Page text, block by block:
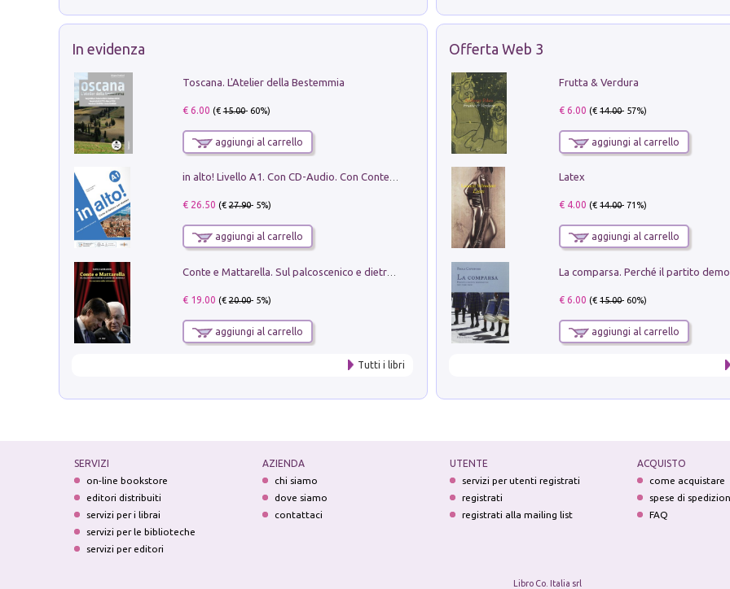
In evidenza
Toscana. L'Atelier della Bestemmia
€ 6.00 (€15.00- 60%)
aggiungi al carrello
in alto! Livello A1. Con CD-Audio. Con Contenuto digitale per accesso on line
€ 26.50 (€27.90- 5%)
aggiungi al carrello
Conte e Mattarella. Sul palcoscenico e dietro le quinte del Quirinale. Un racconto sulle istituzioni
€ 19.00 (€20.00- 5%)
aggiungi al carrello
Tutti i libri
Offerta Web 3
Frutta & Verdura
€ 6.00 (€14.00- 57%)
aggiungi al carrello
Latex
€ 4.00 (€14.00- 71%)
aggiungi al carrello
€ 6.00 (€15.00- 60%)
aggiungi al carrello
SERVIZI
on-line bookstore
editori distribuiti
servizi per i librai
servizi per le biblioteche
servizi per editori
AZIENDA
chi siamo
dove siamo
contattaci
UTENTE
servizi per utenti registrati
registrati
registrati alla mailing list
ACQUISTO
come acquistare
spese di
FAQ
Libro Co. Italia srl